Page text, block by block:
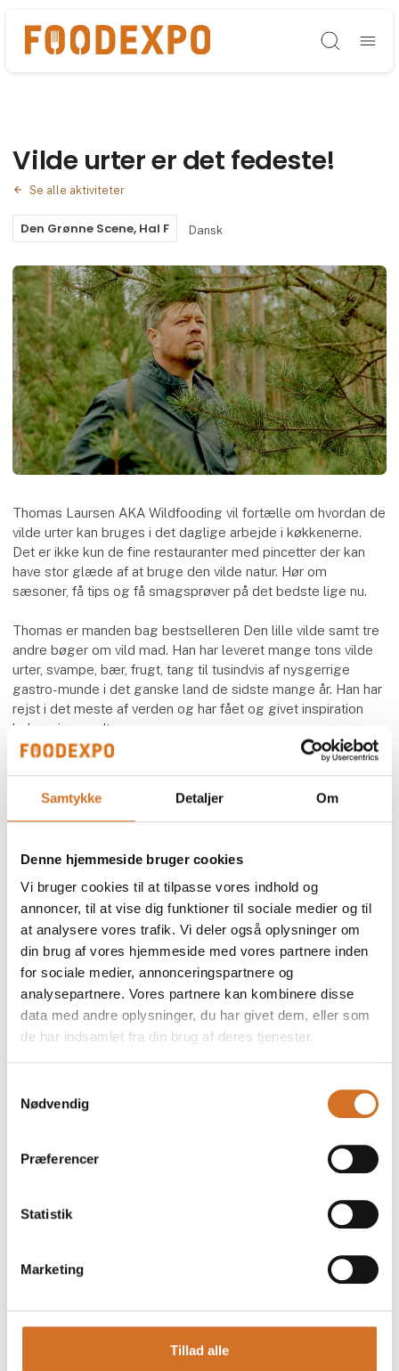
Samtykke Detaljer Om
Denne hjemmeside bruger cookies
Vi bruger cookies til at tilpasse vores indhold og
annoncer, til at vise dig funktioner til sociale medier og til
at analysere vores trafik. Vi deler også oplysninger om
din brug af vores hjemmeside med vores partnere inden
for sociale medier, annonceringspartnere og
analysepartnere. Vores partnere kan kombinere disse
data med andre oplysninger, du har givet dem, eller som
de har indsamlet fra din brug af deres tjenester.
Nødvendig
Præferencer
Statistik
Marketing
Tillad alle
Søg
Vilde urter er det fedeste!
Se alle aktiviteter
Den Grønne Scene, Hal F Dansk
Thomas Laursen AKA Wildfooding vil fortælle om hvordan de
vilde urter kan bruges i det daglige arbejde i køkkenerne.
Det er ikke kun de fine restauranter med pincetter der kan
have stor glæde af at bruge den vilde natur. Hør om
sæsoner, få tips og få smagsprøver på det bedste lige nu.
Thomas er manden bag bestselleren Den lille vilde samt tre
andre bøger om vild mad. Han har leveret mange tons vilde
urter, svampe, bær, frugt, tang til tusindvis af nysgerrige
gastro-munde i det ganske land de sidste mange år. Han har
rejst i det meste af verden og har fået og givet inspiration
hele vejen rundt.
Se alt, hvad der sker på Den Grønne Scene
Thomas Laursen
Urtesamler
Wildfooding
Oplæg